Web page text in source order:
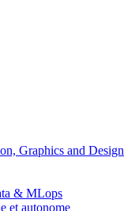
Graphics and Design
& MLops
et autonome